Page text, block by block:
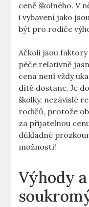
ceně školného. V
i vybavení jako
být pro rodiče
Ačkoli jsou
péče relativně
cena není vždy
dítě dostane. Je
školky, nezávislé
rodičů, protože
za přijatelnou
důkladné
možností!
Výhody